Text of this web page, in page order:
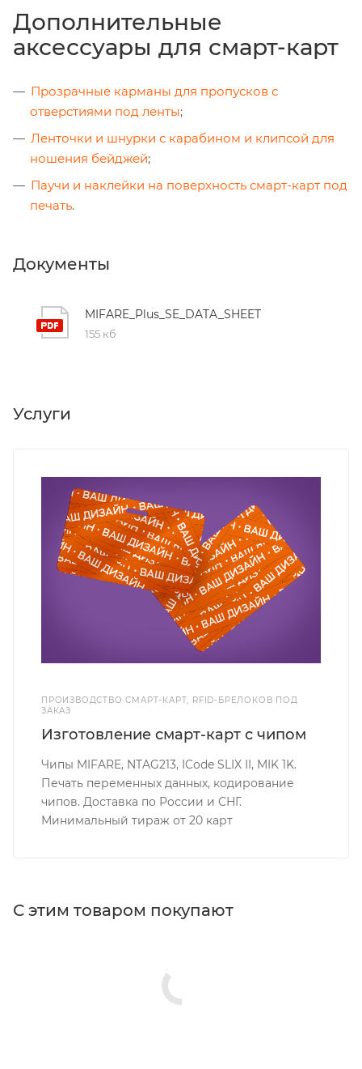
Дополнительные
аксессуары для смарт-карт
Прозрачные карманы для пропусков с
отверстиями под ленты;
Ленточки и шнурки с карабином и клипсой для
ношения бейджей;
Паучи и наклейки на поверхность смарт-карт под
печать.
Документы
MIFARE_Plus_SE_DATA_SHEET
155 кб
Услуги
ПРОИЗВОДСТВО СМАРТ-КАРТ, RFID-БРЕЛОКОВ ПОД
ЗАКАЗ
Изготовление смарт-карт с чипом
Чипы MIFARE, NTAG213, ICode SLIX II, MIK 1K.
Печать переменных данных, кодирование
чипов. Доставка по России и СНГ.
Минимальный тираж от 20 карт
С этим товаром покупают